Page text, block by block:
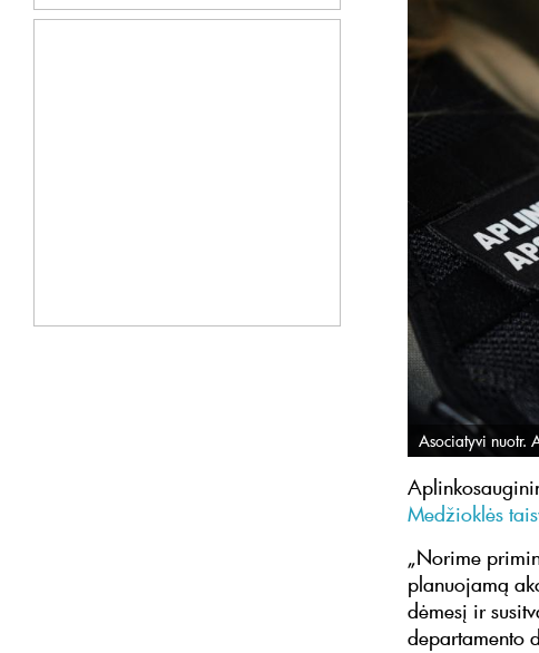
Asociatyvi nuotr.
Medžioklės
„Norime
planuojamą
dėmesį ir
departamento